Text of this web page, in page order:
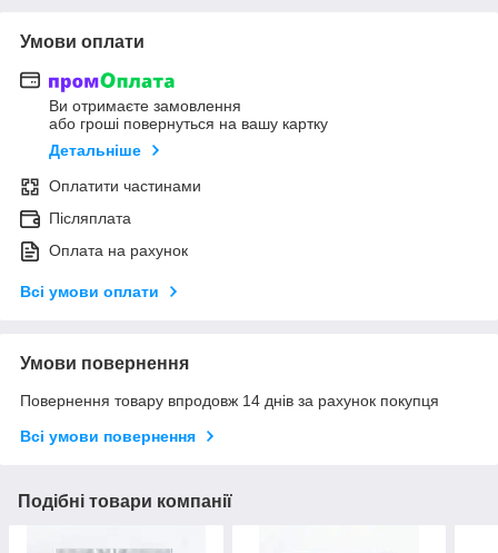
Умови оплати
Ви отримаєте замовлення
або гроші повернуться на вашу картку
Детальніше
Оплатити частинами
Післяплата
Оплата на рахунок
Всі умови оплати
Умови повернення
Повернення товару впродовж 14 днів за рахунок покупця
Всі умови повернення
Подібні товари компанії